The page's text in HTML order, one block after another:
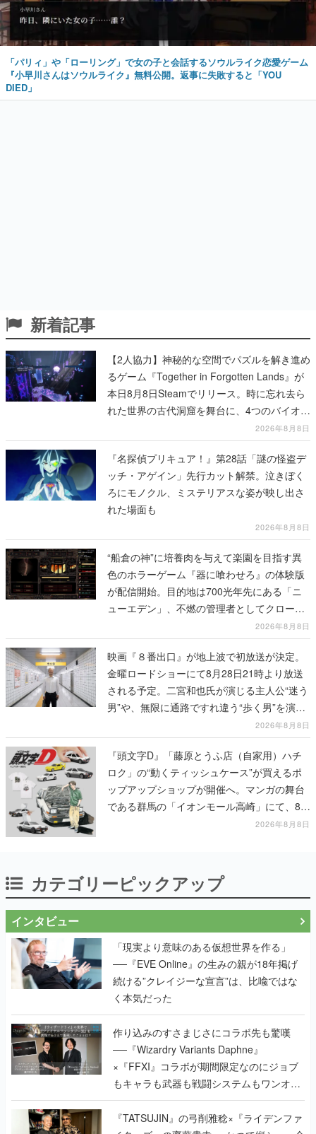
「パリィ」や「ローリング」で女の子と会話するソウルライク恋愛ゲーム
『小早川さんはソウルライク』無料公開。返事に失敗すると「YOU
DIED」
新着記事
【2人協力】神秘的な空間でパズルを解き進め
るゲーム『Together in Forgotten Lands』が
本日8月8日Steamでリリース。時に忘れ去ら
れた世界の古代洞窟を舞台に、4つのバイオー
2026年8月8日
『名探偵プリキュア！』第28話「謎の怪盗デ
ッチ・アゲイン」先行カット解禁。泣きぼく
ろにモノクル、ミステリアスな姿が映し出さ
れた場面も
2026年8月8日
“船倉の神”に培養肉を与えて楽園を目指す異
色のホラーゲーム『器に喰わせろ』の体験版
が配信開始。目的地は700光年先にある「ニ
ューエデン」、不燃の管理者としてクローン
人間を増やし、加工して神に捧げる2026年8月8日
映画『８番出口』が地上波で初放送が決定。
金曜ロードショーにて8月28日21時より放送
される予定。二宮和也氏が演じる主人公“迷う
男”や、無限に通路ですれ違う“歩く男”を演じ
2026年8月8日
『頭文字D』「藤原とうふ店（自家用）ハチ
ロク」の“動くティッシュケース”が買えるポ
ップアップショップが開催へ。マンガの舞台
である群馬の「イオンモール高崎」にて、8月
11日から8月20日までの期間限定で開催予定
2026年8月8日
カテゴリーピックアップ
インタビュー
「現実より意味のある仮想世界を作る」
──『EVE Online』の生みの親が18年掲げ
続ける”クレイジーな宣言”は、比喩ではな
く本気だった
作り込みのすさまじさにコラボ先も驚嘆
──『Wizardry Variants Daphne』
×『FFXI』コラボが期間限定なのにジョブ
もキャラも武器も戦闘システムもワンオフ
で作り込まれた理由を両ディレクターに聞
く
『TATSUJIN』の弓削雅稔×『ライデンファ